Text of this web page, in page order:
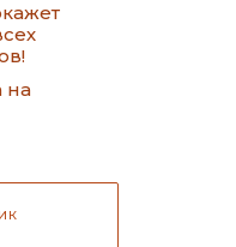
на